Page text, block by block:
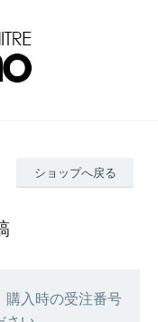
ショップへ戻る
購入時の受注番号